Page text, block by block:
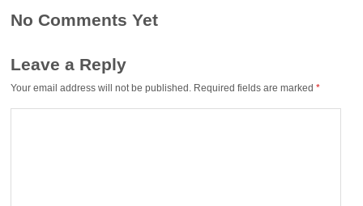
No Comments Yet
Leave a Reply
Your email address will not be published. Required fields are marked*